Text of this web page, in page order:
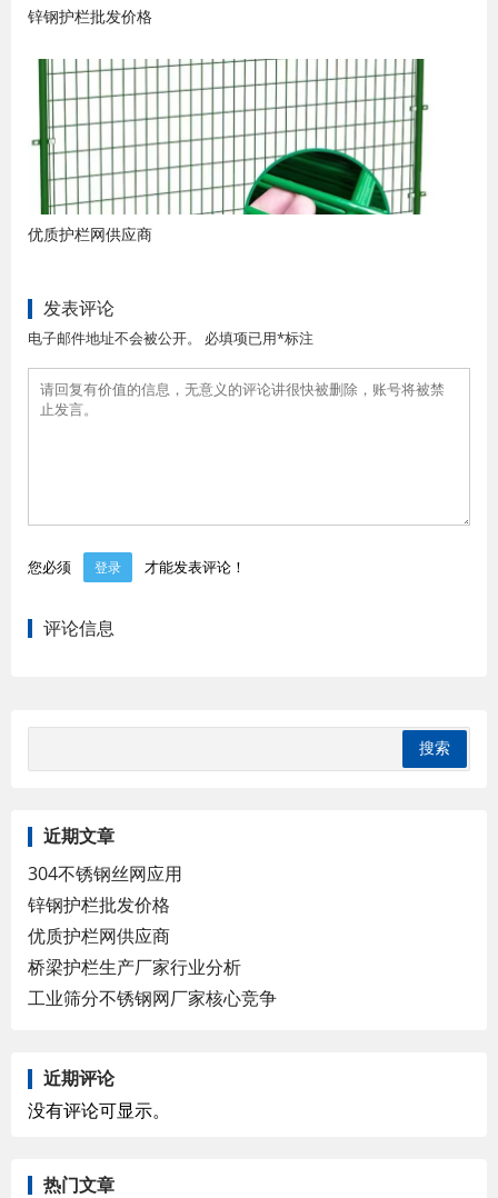
锌钢护栏批发价格
优质护栏网供应商
发表评论
电子邮件地址不会被公开。 必填项已用*标注
您必须 登录 才能发表评论！
评论信息
近期文章
304不锈钢丝网应用
锌钢护栏批发价格
优质护栏网供应商
桥梁护栏生产厂家行业分析
工业筛分不锈钢网厂家核心竞争
近期评论
没有评论可显示。
热门文章